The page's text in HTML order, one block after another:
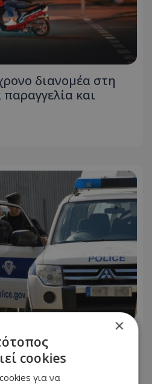
διανομέα στη
και
με μπλόκα και
– Τι θα ελέγχει η
×
cookies
για να